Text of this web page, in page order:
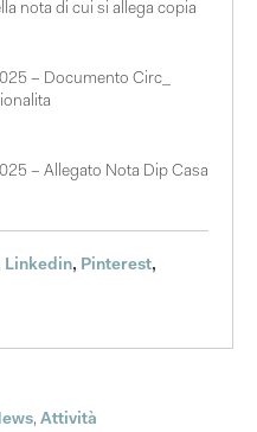
nota di cui si allega copia
– Documento Circ_
– Allegato Nota Dip Casa
Linkedin, Pinterest,
, Attività